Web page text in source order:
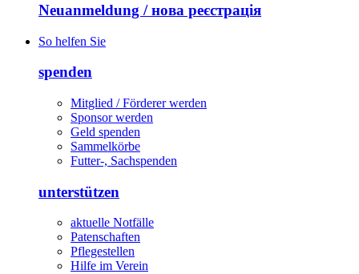
Neuanmeldung / нова реєстрація
So helfen Sie
spenden
Mitglied / Förderer werden
Sponsor werden
Geld spenden
Sammelkörbe
Futter-, Sachspenden
unterstützen
aktuelle Notfälle
Patenschaften
Pflegestellen
Hilfe im Verein